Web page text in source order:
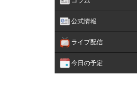
公式情報
ライブ配信
今日の予定